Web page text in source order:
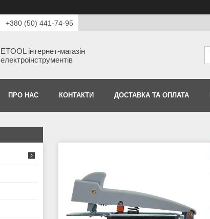
+380 (50) 441-74-95
ETOOL інтернет-магазін
електроінструментів
ПРО НАС КОНТАКТИ ДОСТАВКА ТА ОПЛАТА